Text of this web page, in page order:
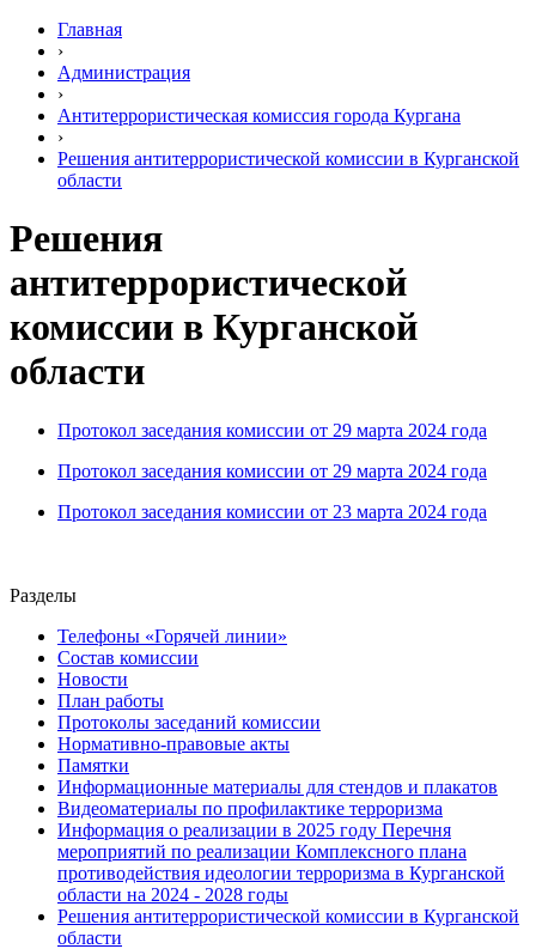
Главная
›
Администрация
›
Антитеррористическая комиссия города Кургана
›
Решения антитеррористической комиссии в Курганской
области
Решения
антитеррористической
комиссии в Курганской
области
Протокол заседания комиссии от 29 марта 2024 года
Протокол заседания комиссии от 29 марта 2024 года
Протокол заседания комиссии от 23 марта 2024 года
Разделы
Телефоны «Горячей линии»
Состав комиссии
Новости
План работы
Протоколы заседаний комиссии
Нормативно-правовые акты
Памятки
Информационные материалы для стендов и плакатов
Видеоматериалы по профилактике терроризма
Информация о реализации в 2025 году Перечня
мероприятий по реализации Комплексного плана
противодействия идеологии терроризма в Курганской
области на 2024 - 2028 годы
Решения антитеррористической комиссии в Курганской
области